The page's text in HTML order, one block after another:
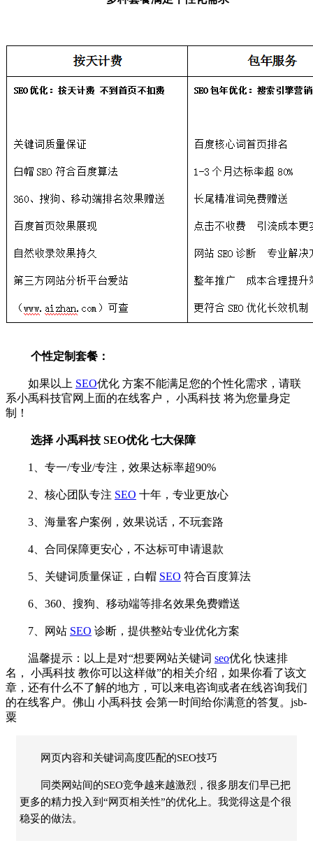
个性定制套餐：
如果以上 SEO优化 方案不能满足您的个性化需求，请联
系小禹科技官网上面的在线客户，
小禹科技 将为您量身定
制！
选择 小禹科技 SEO优化 七大保障
1、专一/专业/专注，效果达标率超90%
2、核心团队专注 SEO 十年，专业更放心
3、海量客户案例，效果说话，不玩套路
4、合同保障更安心，不达标可申请退款
5、关键词质量保证，白帽 SEO 符合百度算法
6、360、搜狗、移动端等排名效果免费赠送
7、网站 SEO 诊断，提供整站专业优化方案
温馨提示：以上是对“想要网站关键词 seo优化 快速排
名，
小禹科技 教你可以这样做”的相关介绍，如果你看了该文
章，还有什么不了解的地方，可以来电咨询或者在线咨询我们
的在线客户。佛山 小禹科技 会第一时间给你满意的答复。jsb-
粟
网页内容和关键词高度匹配的SEO技巧
同类网站间的SEO竞争越来越激烈，很多朋友们早已把
更多的精力投入到“网页相关性”的优化上。我觉得这是个很
稳妥的做法。